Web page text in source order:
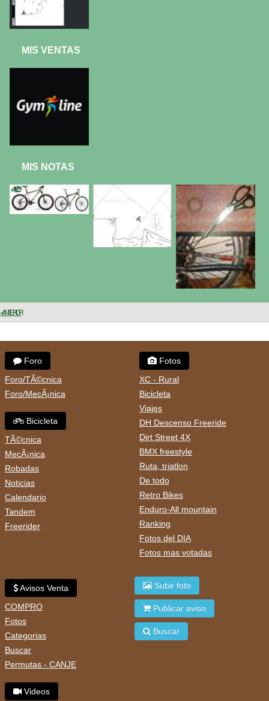
MIS VENTAS
MIS NOTAS
< ANTERIOR
Foro
Foro/TÃ©cnica
Foro/MecÃ¡nica
Bicicleta
TÃ©cnica
MecÃ¡nica
Robadas
Noticias
Calendario
Tandem
Freerider
Fotos
XC - Rural
Bicicleta
Viajes
DH Descenso Freeride
Dirt Street 4X
BMX freestyle
Ruta, triatlon
De todo
Retro Bikes
Enduro-All mountain
Ranking
Fotos del DIA
Fotos mas votadas
Avisos Venta
COMPRO
Fotos
Categorias
Buscar
Permutas - CANJE
Videos
Subir foto
Publicar aviso
Buscar